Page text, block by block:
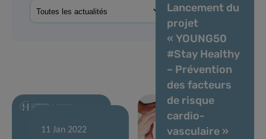
11 Jan 2022
Lancement du
projet
« YOUNG50
#Stay Healthy
– Prévention
des facteurs
de risque
cardio-
vasculaire »